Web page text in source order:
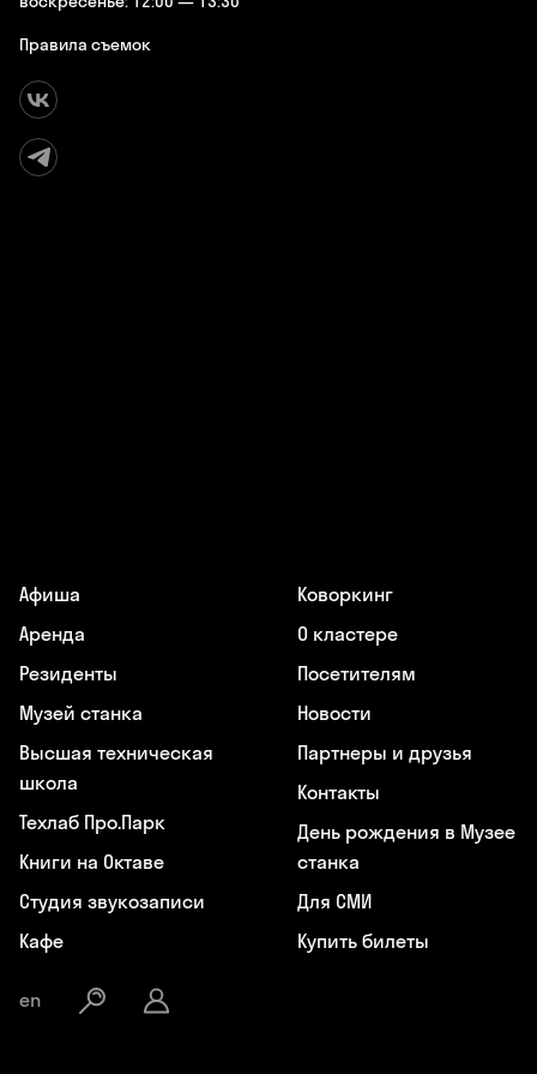
Правила съемок
Афиша
Аренда
Резиденты
Музей станка
Высшая техническая
школа
Техлаб Про.Парк
Книги на Октаве
Студия звукозаписи
Кафе
Коворкинг
О кластере
Посетителям
Новости
Партнеры и друзья
Контакты
День рождения в Музее
станка
Для СМИ
Купить билеты
en